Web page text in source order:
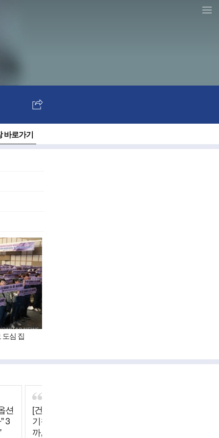
보
내
기
바로가기
도심 집
션
3
[건강이 최고] '고열에
기침·가래'…감기일
까, 폐렴일까